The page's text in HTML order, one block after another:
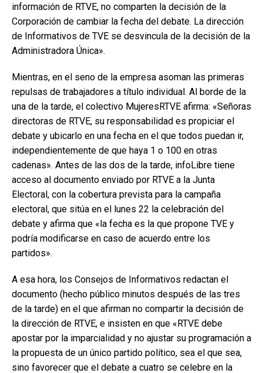
información de RTVE, no comparten la decisión de la
Corporación de cambiar la fecha del debate. La dirección
de Informativos de TVE se desvincula de la decisión de la
Administradora Única».
Mientras, en el seno de la empresa asoman las primeras
repulsas de trabajadores a título individual. Al borde de la
una de la tarde, el colectivo MujeresRTVE afirma: «Señoras
directoras de RTVE, su responsabilidad es propiciar el
debate y ubicarlo en una fecha en el que todos puedan ir,
independientemente de que haya 1 o 100 en otras
cadenas». Antes de las dos de la tarde, infoLibre tiene
acceso al documento enviado por RTVE a la Junta
Electoral, con la cobertura prevista para la campaña
electoral, que sitúa en el lunes 22 la celebración del
debate y afirma que «la fecha es la que propone TVE y
podría modificarse en caso de acuerdo entre los
partidos».
A esa hora, los Consejos de Informativos redactan el
documento (hecho público minutos después de las tres
de la tarde) en el que afirman no compartir la decisión de
la dirección de RTVE, e insisten en que «RTVE debe
apostar por la imparcialidad y no ajustar su programación a
la propuesta de un único partido político, sea el que sea,
sino favorecer que el debate a cuatro se celebre en la